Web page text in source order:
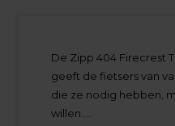
De Zipp 404 Firecrest
geeft de fietsers van
die ze nodig hebben,
willen....